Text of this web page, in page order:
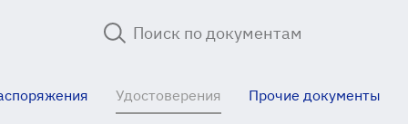
Удостоверения Прочие документы